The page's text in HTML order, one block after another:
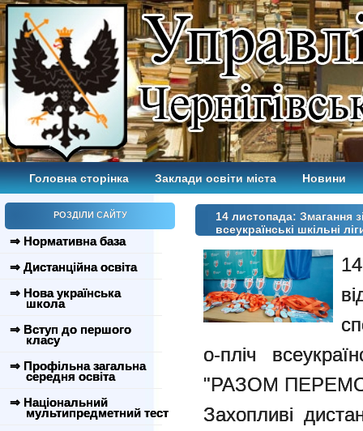
Головна сторінка Заклади освіти міста Новини
РОЗДІЛИ САЙТУ
⇒ Нормативна база
⇒ Дистанційна освіта
⇒ Нова українська
школа
⇒ Вступ до першого
класу
⇒ Профільна загальна
середня освіта
⇒ Національний
мультипредметний тест
14 листопада: Змагання
всеукраїнські шкільні
о-пліч
"РАЗОМ
Захопливі